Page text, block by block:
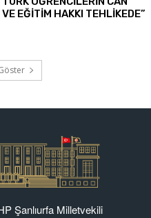
Şanlıurfa Milletvekili